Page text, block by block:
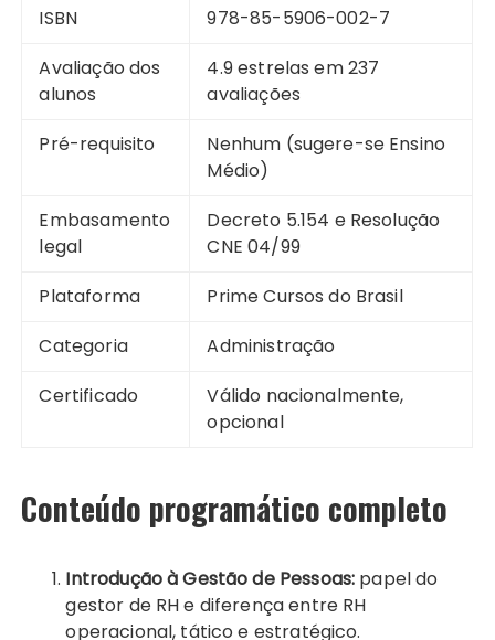
ISBN
978-85-5906-002-7
Avaliação dos
alunos
4.9 estrelas em 237
avaliações
Pré-requisito
Nenhum (sugere-se Ensino
Médio)
Embasamento
legal
Decreto 5.154 e Resolução
CNE 04/99
Plataforma
Prime Cursos do Brasil
Categoria
Administração
Certificado
Válido nacionalmente,
opcional
Conteúdo programático completo
Introdução à Gestão de Pessoas: papel do
gestor de RH e diferença entre RH
operacional, tático e estratégico.